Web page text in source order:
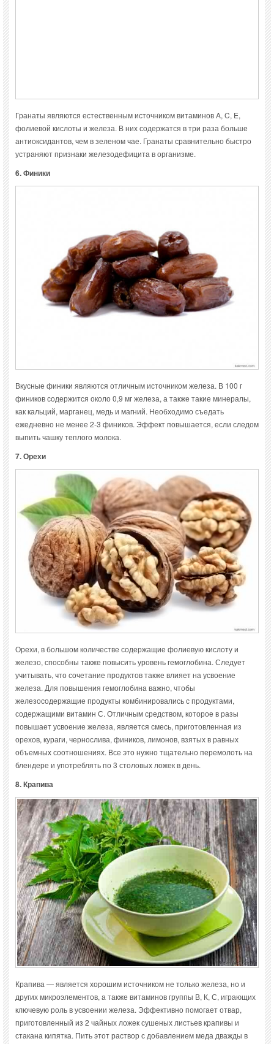
Гранаты являются естественным источником витаминов A, C, E,
фолиевой кислоты и железа. В них содержатся в три раза больше
антиоксидантов, чем в зеленом чае. Гранаты сравнительно быстро
устраняют признаки железодефицита в организме.
6. Финики
Вкусные финики являются отличным источником железа. В 100 г
фиников содержится около 0,9 мг железа, а также такие минералы,
как кальций, марганец, медь и магний. Необходимо съедать
ежедневно не менее 2-3 фиников. Эффект повышается, если следом
выпить чашку теплого молока.
7. Орехи
Орехи, в большом количестве содержащие фолиевую кислоту и
железо, способны также повысить уровень гемоглобина. Следует
учитывать, что сочетание продуктов также влияет на усвоение
железа. Для повышения гемоглобина важно, чтобы
железосодержащие продукты комбинировались с продуктами,
содержащими витамин С. Отличным средством, которое в разы
повышает усвоение железа, является смесь, приготовленная из
орехов, кураги, чернослива, фиников, лимонов, взятых в равных
объемных соотношениях. Все это нужно тщательно перемолоть на
блендере и употреблять по 3 столовых ложек в день.
8. Крапива
Крапива — является хорошим источником не только железа, но и
других микроэлементов, а также витаминов группы В, К, С, играющих
ключевую роль в усвоении железа. Эффективно помогает отвар,
приготовленный из 2 чайных ложек сушеных листьев крапивы и
стакана кипятка. Пить этот раствор с добавлением меда дважды в